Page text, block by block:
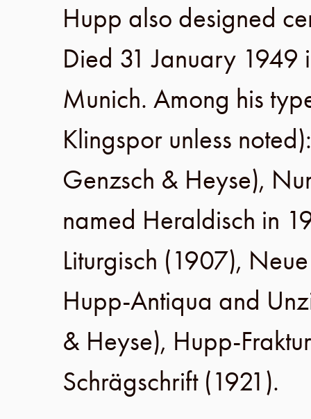
Hupp also designed
Died 31 January 1949
Munich. Among his
Klingspor unless
Genzsch & Heyse),
named Heraldisch in
Liturgisch (1907),
Hupp-Antiqua and
& Heyse), Hupp-
Schrägschrift (1921 ).